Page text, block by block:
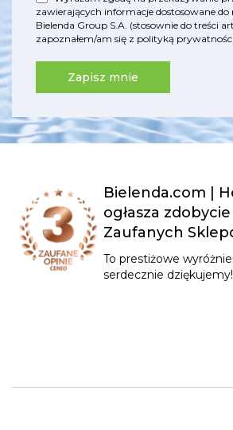
zawierających informacje dostosowane
Bielenda Group S.A. (stosownie do treści
zapoznałem/am się z polityką prywatności
Zapisz mnie
Bielenda.com |
ogłasza
Zaufanych
To prestiżowe
serdecznie dziękujemy!